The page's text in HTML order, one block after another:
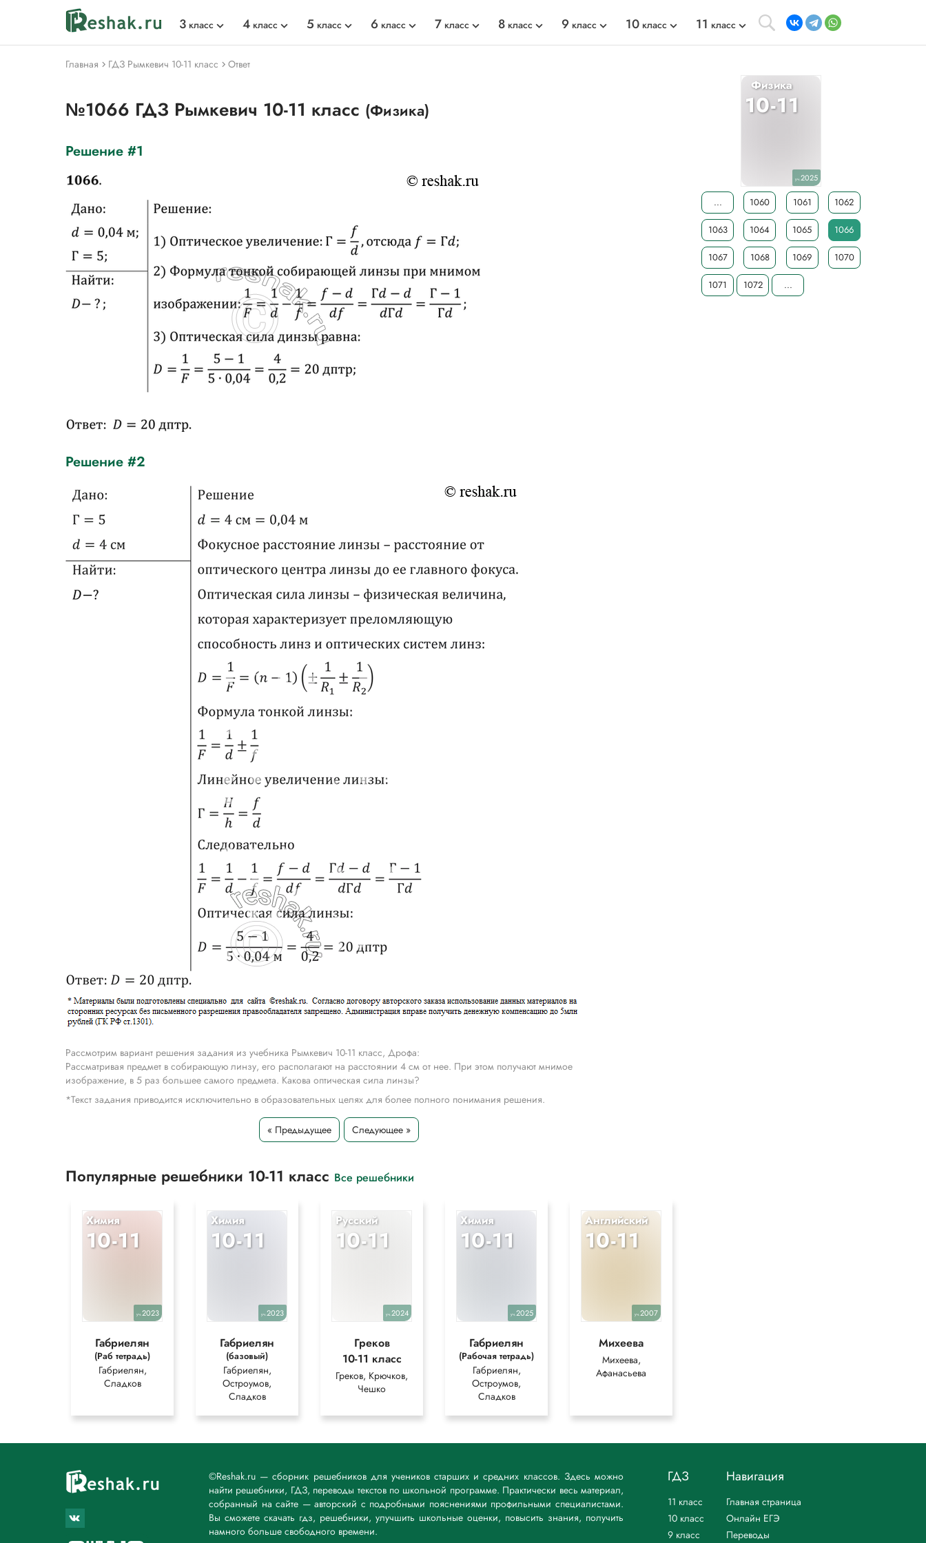
3 класс 4 класс 5 класс 6 класс 7 класс 8 класс 9 класс 10 класс 11 класс
Главная ГДЗ Рымкевич 10-11 класс Ответ
№1066 ГДЗ Рымкевич 10-11 класс (Физика)
Решение #1
Решение #2
Рассмотрим вариант решения задания из учебника Рымкевич 10-11 класс, Дрофа:
Рассматривая предмет в собирающую линзу, его располагают на расстоянии 4 см от нее. При этом получают мнимое
изображение, в 5 раз большее самого предмета. Какова оптическая сила линзы?
*Текст задания приводится исключительно в образовательных целях для более полного понимания решения.
« Предыдущее Следующее »
Популярные решебники 10-11 класс Все решебники
Химия
10-11
уч.2023
Габриелян
(Раб тетрадь)
Габриелян,
Сладков
Химия
10-11
уч.2023
Габриелян
(базовый)
Габриелян,
Остроумов,
Сладков
Русский
10-11
уч.2024
Греков
10-11 класс
Греков, Крючков,
Чешко
Химия
10-11
уч.2025
Габриелян
(Рабочая тетрадь)
Габриелян,
Остроумов,
Сладков
Английский
10-11
уч.2007
Михеева
Михеева,
Афанасьева
Физика
10-11
уч.2025
... 1060 1061 1062
1063 1064 1065 1066
1067 1068 1069 1070
1071 1072 ...
©Reshak.ru — сборник решебников для учеников старших и средних классов. Здесь можно
найти решебники, ГДЗ, переводы текстов по школьной программе. Практически весь материал,
собранный на сайте — авторский с подробными пояснениями профильными специалистами.
Вы сможете скачать гдз, решебники, улучшить школьные оценки, повысить знания, получить
намного больше свободного времени.
ГДЗ
11 класс
10 класс
9 класс
Навигация
Главная страница
Онлайн ЕГЭ
Переводы